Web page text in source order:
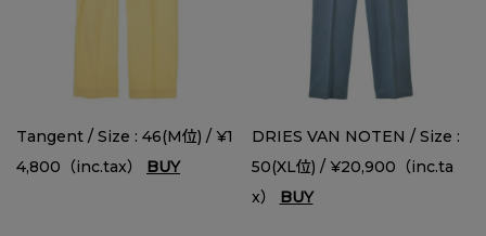
Tangent / Size : 46(M位) / ¥1
4,800（inc.tax） BUY
DRIES VAN NOTEN / Size :
50(XL位) / ¥20,900（inc.ta
x） BUY